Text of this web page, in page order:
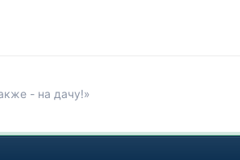
- на дачу!»